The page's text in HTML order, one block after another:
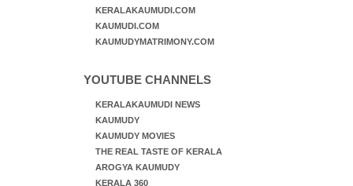
KERALAKAUMUDI.COM
KAUMUDI.COM
KAUMUDYMATRIMONY.COM
YOUTUBE CHANNELS
KERALAKAUMUDI NEWS
KAUMUDY
KAUMUDY MOVIES
THE REAL TASTE OF KERALA
AROGYA KAUMUDY
KERALA 360